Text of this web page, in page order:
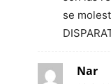
se
Nar